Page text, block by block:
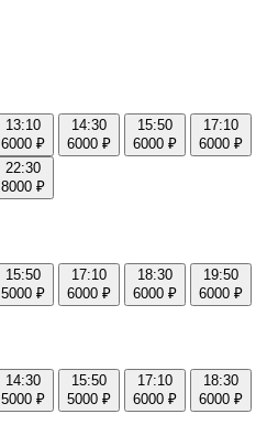
13:10
6000 ₽
14:30
6000 ₽
15:50
6000 ₽
17:10
6000 ₽
22:30
8000 ₽
15:50
5000 ₽
17:10
6000 ₽
18:30
6000 ₽
19:50
6000 ₽
14:30
5000 ₽
15:50
5000 ₽
17:10
6000 ₽
18:30
6000 ₽